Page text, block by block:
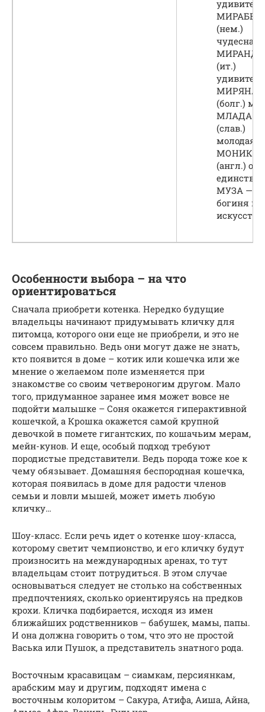
(нем.)
чудесная.
(ит.)
МИРЯНА
(болг.)
МЛАДА —
(слав.)
молодая.
МОНИКА
(англ.)
МУЗА —
богиня
искусств.
Особенности выбора – на что
ориентироваться
Сначала приобрети котенка. Нередко будущие
владельцы начинают придумывать кличку для
питомца, которого они еще не приобрели, и это не
совсем правильно. Ведь они могут даже не знать,
кто появится в доме – котик или кошечка или же
мнение о желаемом поле изменяется при
знакомстве со своим четвероногим другом. Мало
того, придуманное заранее имя может вовсе не
подойти малышке – Соня окажется гиперактивной
кошечкой, а Крошка окажется самой крупной
девочкой в помете гигантских, по кошачьим мерам,
мейн-кунов. И еще, особый подход требуют
породистые представители. Ведь порода тоже кое к
чему обязывает. Домашняя беспородная кошечка,
которая появилась в доме для радости членов
семьи и ловли мышей, может иметь любую
кличку…
Шоу-класс. Если речь идет о котенке шоу-класса,
которому светит чемпионство, и его кличку будут
произносить на международных аренах, то тут
владельцам стоит потрудиться. В этом случае
основываться следует не столько на собственных
предпочтениях, сколько ориентируясь на предков
крохи. Кличка подбирается, исходя из имен
ближайших родственников – бабушек, мамы, папы.
И она должна говорить о том, что это не простой
Васька или Пушок, а представитель знатного рода.
Восточным красавицам – сиамкам, персиянкам,
арабским мау и другим, подходят имена с
восточным колоритом – Сакура, Атифа, Аиша, Айна,